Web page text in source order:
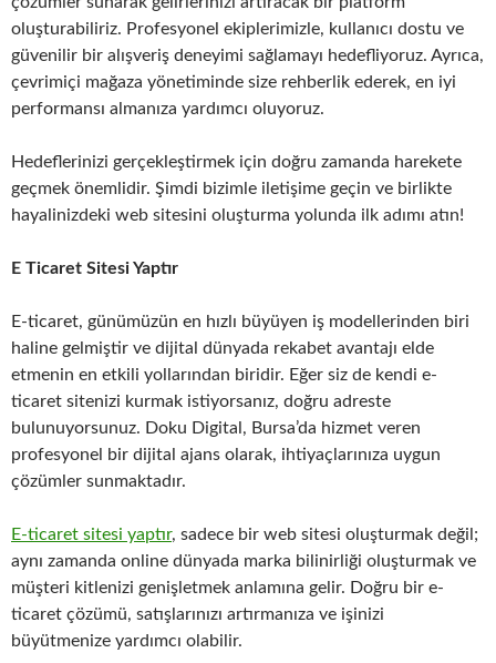
oluşturabiliriz. Profesyonel ekiplerimizle, kullanıcı dostu ve
güvenilir bir alışveriş deneyimi sağlamayı hedefliyoruz. Ayrıca,
çevrimiçi mağaza yönetiminde size rehberlik ederek, en iyi
performansı almanıza yardımcı oluyoruz.
Hedeflerinizi gerçekleştirmek için doğru zamanda harekete
geçmek önemlidir. Şimdi bizimle iletişime geçin ve birlikte
hayalinizdeki web sitesini oluşturma yolunda ilk adımı atın!
E Ticaret Sitesi Yaptır
E-ticaret, günümüzün en hızlı büyüyen iş modellerinden biri
haline gelmiştir ve dijital dünyada rekabet avantajı elde
etmenin en etkili yollarından biridir. Eğer siz de kendi e-
ticaret sitenizi kurmak istiyorsanız, doğru adreste
bulunuyorsunuz. Doku Digital, Bursa’da hizmet veren
profesyonel bir dijital ajans olarak, ihtiyaçlarınıza uygun
çözümler sunmaktadır.
E-ticaret sitesi yaptır, sadece bir web sitesi oluşturmak değil;
aynı zamanda online dünyada marka bilinirliği oluşturmak ve
müşteri kitlenizi genişletmek anlamına gelir. Doğru bir e-
ticaret çözümü, satışlarınızı artırmanıza ve işinizi
büyütmenize yardımcı olabilir.